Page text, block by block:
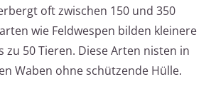
oft zwischen 150 und 350
wie Feldwespen bilden kleinere
zu 50 Tieren. Diese Arten nisten in
Waben ohne schützende Hülle.